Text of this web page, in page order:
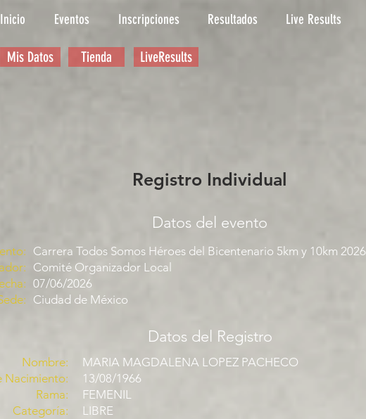
Inicio Eventos Inscripciones Resultados Live Results
Mis Datos Tienda LiveResults
Registro Individual
Datos del evento
Carrera Todos Somos Héroes del Bicentenario 5km y 10km 2026
Comité Organizador Local
07/06/2026
Ciudad de México
Datos del Registro
Nombre:
Nacimiento:
Rama:
Categoría:
MARIA MAGDALENA LOPEZ PACHECO
13/08/1966
FEMENIL
LIBRE